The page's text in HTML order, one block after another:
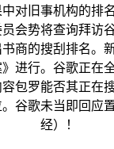
对旧事机构的排
会势将查询拜访
商的搜刮排名。
进行。谷歌正在
包罗能否其正在
谷歌未当即回应
经）！